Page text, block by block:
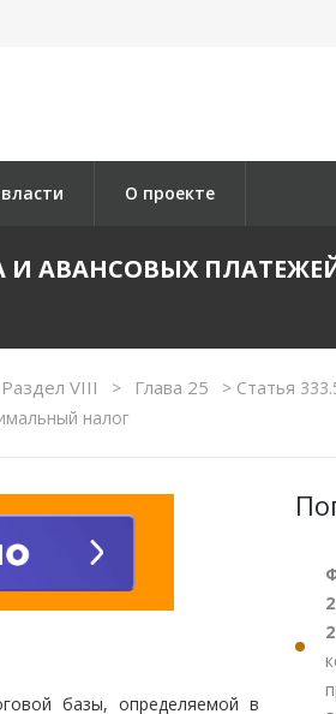
О проекте
И АВАНСОВЫХ
Раздел VIII > Глава 25 >Статья
налог
базы, определяемой в